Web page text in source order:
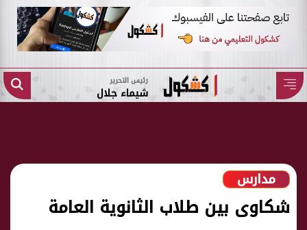
رئيس التحرير
شيماء جلال
مدارس
شكاوى بين طلاب الثانوية العامة